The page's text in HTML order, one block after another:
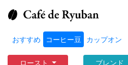
おすすめ コーヒー豆 カップオン
ロースト ブレンド